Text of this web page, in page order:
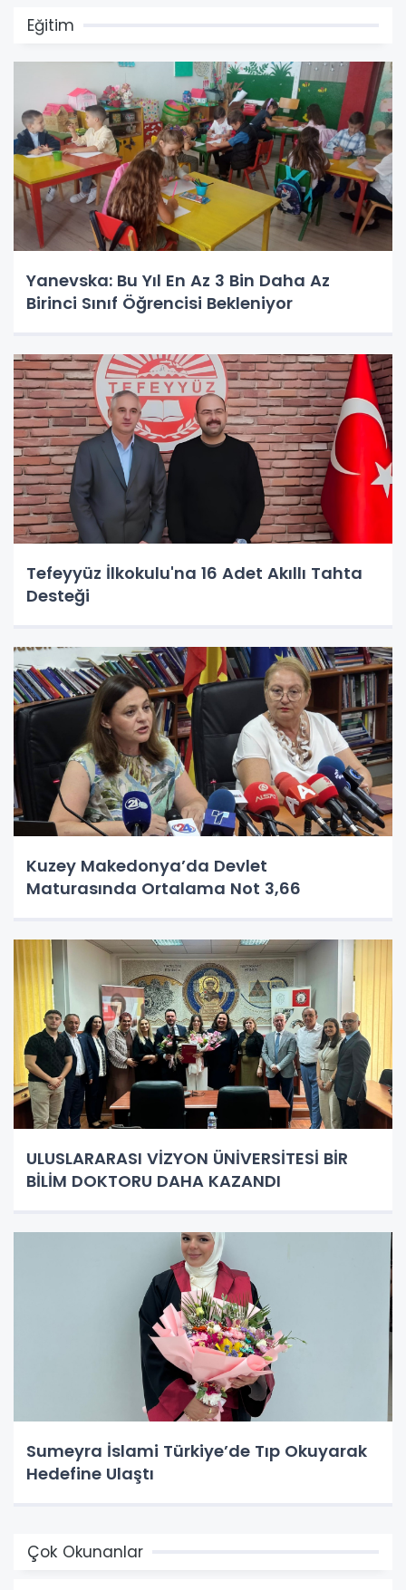
Eğitim
Yanevska: Bu Yıl En Az 3 Bin Daha Az
Birinci Sınıf Öğrencisi Bekleniyor
Tefeyyüz İlkokulu'na 16 Adet Akıllı Tahta
Desteği
Kuzey Makedonya’da Devlet
Maturasında Ortalama Not 3,66
ULUSLARARASI VİZYON ÜNİVERSİTESİ BİR
BİLİM DOKTORU DAHA KAZANDI
Sumeyra İslami Türkiye’de Tıp Okuyarak
Hedefine Ulaştı
Çok Okunanlar